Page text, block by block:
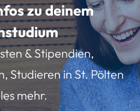
zu deinem
& Stipendien,
Studieren in St. Pölten
mehr.